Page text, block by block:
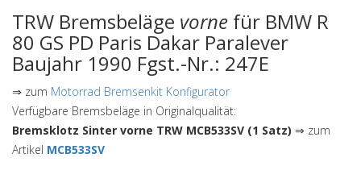
TRW Bremsbeläge vorne für BMW R
80 GS PD Paris Dakar Paralever
Baujahr 1990 Fgst.-Nr.: 247E
⇒ zum Motorrad Bremsenkit Konfigurator
Verfügbare Bremsbeläge in Originalqualität:
Bremsklotz Sinter vorne TRW MCB533SV (1 Satz) ⇒ zum
Artikel MCB533SV